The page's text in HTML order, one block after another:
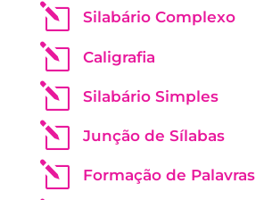
l Silabário Complexo
l Caligrafia
l Silabário Simples
l Junção de Sílabas
l Formação de Palavras